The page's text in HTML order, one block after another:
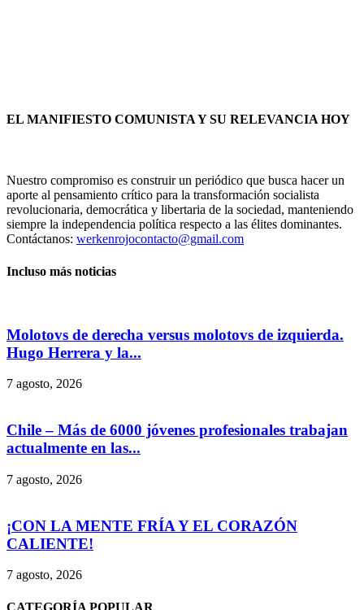
EL MANIFIESTO COMUNISTA Y SU RELEVANCIA HOY
Nuestro compromiso es construir un periódico que busca hacer un
aporte al pensamiento crítico para la transformación socialista
revolucionaria, democrática y libertaria de la sociedad, manteniendo
siempre la independencia política respecto a las élites dominantes.
Contáctanos: werkenrojocontacto@gmail.com
Incluso más noticias
Molotovs de derecha versus molotovs de izquierda.
Hugo Herrera y la...
7 agosto, 2026
Chile – Más de 6000 jóvenes profesionales trabajan
actualmente en las...
7 agosto, 2026
¡CON LA MENTE FRÍA Y EL CORAZÓN
CALIENTE!
7 agosto, 2026
CATEGORÍA POPULAR